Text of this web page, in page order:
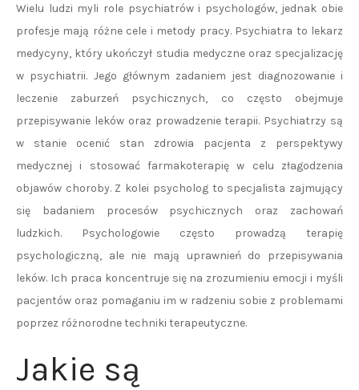
Wielu ludzi myli role psychiatrów i psychologów, jednak obie
profesje mają różne cele i metody pracy. Psychiatra to lekarz
medycyny, który ukończył studia medyczne oraz specjalizację
w psychiatrii. Jego głównym zadaniem jest diagnozowanie i
leczenie zaburzeń psychicznych, co często obejmuje
przepisywanie leków oraz prowadzenie terapii. Psychiatrzy są
w stanie ocenić stan zdrowia pacjenta z perspektywy
medycznej i stosować farmakoterapię w celu złagodzenia
objawów choroby. Z kolei psycholog to specjalista zajmujący
się badaniem procesów psychicznych oraz zachowań
ludzkich. Psychologowie często prowadzą terapię
psychologiczną, ale nie mają uprawnień do przepisywania
leków. Ich praca koncentruje się na zrozumieniu emocji i myśli
pacjentów oraz pomaganiu im w radzeniu sobie z problemami
poprzez różnorodne techniki terapeutyczne.
Jakie są